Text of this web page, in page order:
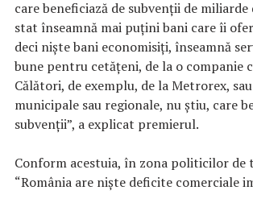
care beneficiază de subvenţii de
stat înseamnă mai puţini bani care îi
deci nişte bani economisiţi, înseamnă
bune pentru cetăţeni, de la o companie
Călători, de exemplu, de la Metrorex,
municipale sau regionale, nu ştiu, care
subvenţii”, a explicat premierul.
Conform acestuia, în zona politicilor
“România are nişte deficite comerciale